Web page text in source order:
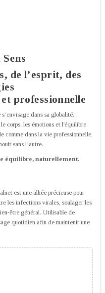
de l’esprit, des
professionnelle
s’envisage dans sa globalité.
corps, les émotions et l'équilibre
comme dans la vie professionnelle,
sans l’autre.
équilibre, naturellement.
est une alliée précieuse pour
les infections virales, soulager les
être général. Utilisable de
quotidien afin de maintenir une